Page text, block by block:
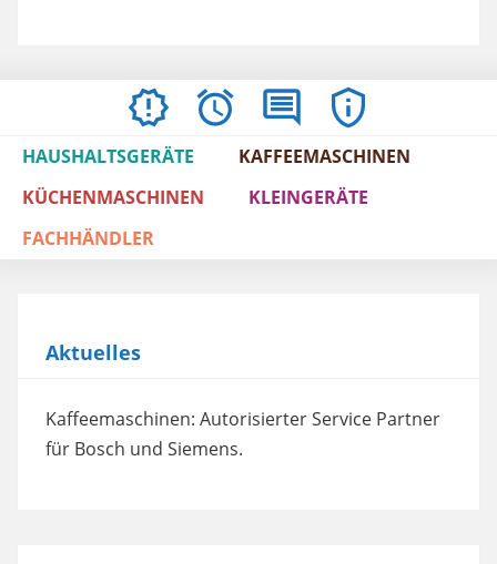
AKTUELLESÖFFNUNGSZEITEN
BEWERTUNGEN
IMPRESSUM
/
AGBS
HAUSHALTSGERÄTE
KAFFEEMASCHINEN
KÜCHENMASCHINEN
KLEINGERÄTE
FACHHÄNDLER
Aktuelles
Kaffeemaschinen: Autorisierter Service Partner
für Bosch und Siemens.